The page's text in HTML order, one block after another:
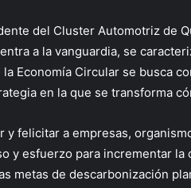
del Cluster Automotriz de
a la vanguardia, se
la Economía Circular se busca
en la que se transforma
y felicitar a empresas,
y esfuerzo para incrementar
metas de descarbonización